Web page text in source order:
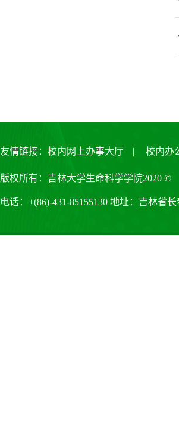
友情链接： 校内网上办事大厅 | 校内办
版权所有：吉林大学生命科学学院2020 ©
电话：+(86)-431-85155130 地址：吉林省